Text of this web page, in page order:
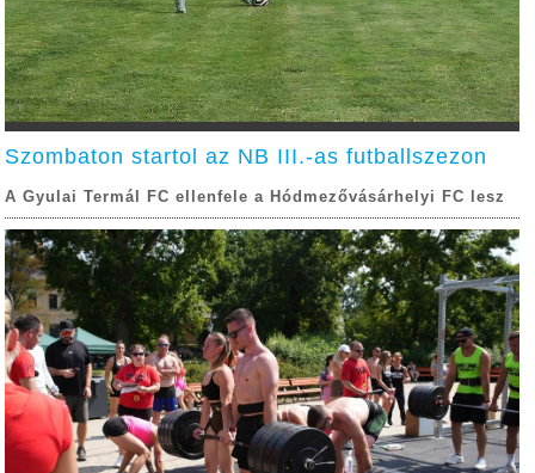
Szombaton startol az NB III.-as futballszezon
A Gyulai Termál FC ellenfele a Hódmezővásárhelyi FC lesz